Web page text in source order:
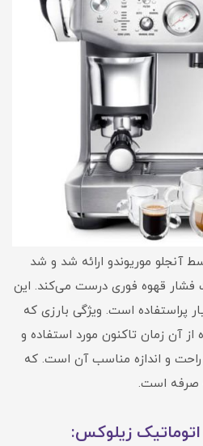
در سال ۱۸۸۴ توسط آنجلو موریوندو ارائه شد و شد
فشار قهوه فوری درست می‌کند. این
پراستفاده است. ویژگی بارزی که
آن زمان تاکنون مورد استفاده و
و اندازه مناسب آن است. که
صرفه است.
زیلوکس: